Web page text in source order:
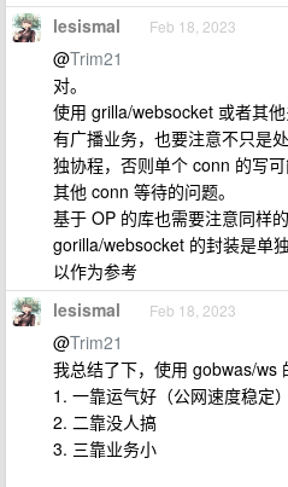
lesismal Feb 18, 2023
@Trim21
对。
使用 grilla/websocket 或者其
有广播业务，也要注意不只是
独协程，否则单个 conn 的写
其他 conn 等待的问题。
基于 OP 的库也需要注意同样
gorilla/websocket 的封装是单
以作为参考
lesismal Feb 18, 2023
@Trim21
我总结了下，使用 gobwas/ws
1. 一靠运气好（公网速度稳定）
2. 二靠没人搞
3. 三靠业务小